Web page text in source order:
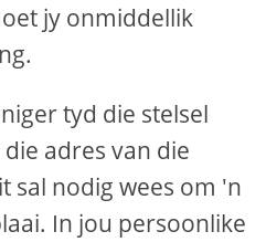
jy onmiddellik
tyd die stelsel
adres van die
sal nodig wees om 'n
In jou persoonlike